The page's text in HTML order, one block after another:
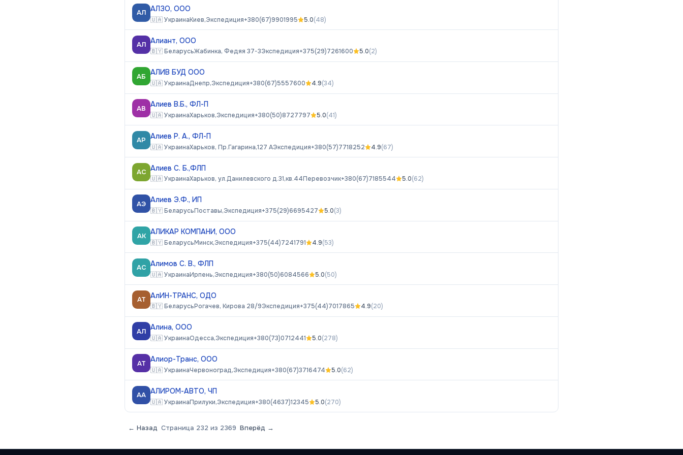
АЛ АЛЗО, ООО
🇺🇦УкраинаКиев,Экспедиция+380(67)9901995 5.0(48)
АЛ Алиант, ООО
🇧🇾БеларусьЖабинка, Федяя 37-3Экспедиция+375(29)7261600 5.0(2)
АБ АЛИВ БУД ООО
🇺🇦УкраинаДнепр,Экспедиция+380(67)5557600 4.9(34)
АВ Алиев В.Б., ФЛ-П
🇺🇦УкраинаХарьков,Экспедиция+380(50)8727797 5.0(41)
АР Алиев Р. А., ФЛ-П
🇺🇦УкраинаХарьков, Пр.Гагарина,127 АЭкспедиция+380(57)7718252 4.9(67)
АС Алиев С. Б.,ФЛП
🇺🇦УкраинаХарьков, ул.Данилевского д.31,кв.44Перевозчик+380(67)7185544 5.0(62)
АЭ Алиев Э.Ф., ИП
🇧🇾БеларусьПоставы,Экспедиция+375(29)6695427 5.0(3)
АК АЛИКАР КОМПАНИ, ООО
🇧🇾БеларусьМинск,Экспедиция+375(44)7241791 4.9(53)
АС Алимов С. В., ФЛП
🇺🇦УкраинаИрпень,Экспедиция+380(50)6084566 5.0(50)
АТ АлИН-ТРАНС, ОДО
🇧🇾БеларусьРогачев, Кирова 28/9Экспедиция+375(44)7017865 4.9(20)
АЛ Алина, ООО
🇺🇦УкраинаОдесса,Экспедиция+380(73)0712441 5.0(278)
АТ Алиор-Транс, ООО
🇺🇦УкраинаЧервоноград,Экспедиция+380(67)3716474 5.0(62)
АА АЛИРОМ-АВТО, ЧП
🇺🇦УкраинаПрилуки,Экспедиция+380(4637)12345 5.0(270)
← Назад Страница 232 из 2369 Вперёд →